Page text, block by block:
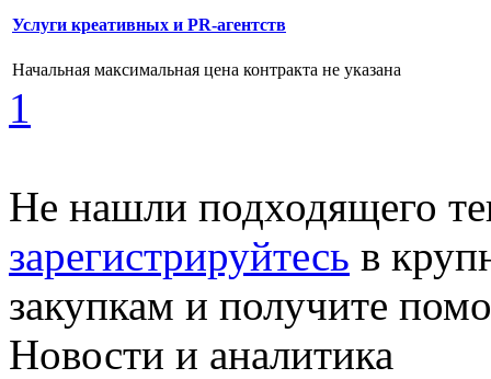
Услуги креативных и PR-агентств
Начальная максимальная цена контракта не указана
1
Не нашли подходящего
зарегистрируйтесь в
закупкам и получите
Новости и аналитика